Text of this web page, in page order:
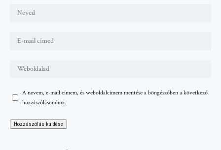
A nevem, e-mail címem, és weboldalcímem mentése a böngészőben a következő
hozzászólásomhoz.